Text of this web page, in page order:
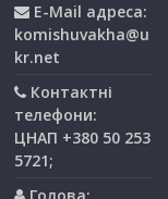
E-Mail адреса:
komishuvakha@u
kr.net
Контактні
телефони:
ЦНАП +380 50 253
5721;